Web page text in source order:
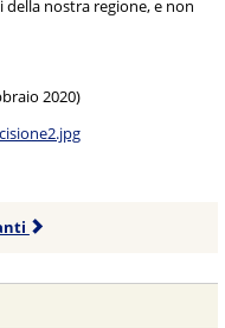
della nostra regione, e non
2020)